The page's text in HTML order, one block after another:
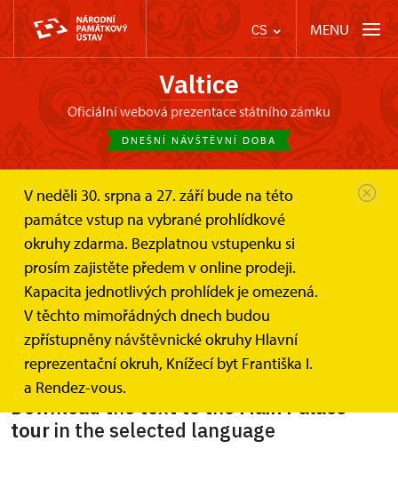
CS MENU
Valtice
oficiální webová prezentace státního zámku
DNEŠNÍ NÁVŠTĚVNÍ DOBA
V neděli 30. srpna a 27. září bude na této
památce vstup na vybrané prohlídkové
okruhy zdarma. Bezplatnou vstupenku si
prosím zajistěte předem v online prodeji.
Kapacita jednotlivých prohlídek je omezená.
V těchto mimořádných dnech budou
zpřístupněny návštěvnické okruhy Hlavní
reprezentační okruh, Knížecí byt Františka I.
a Rendez-vous.
Zámek Valtice
Informace pro návštěvníky
Text k základnímu okruhu
Text k základnímu prohlídkovému
okruhu
Stáhněte si text k Hlavnímu prohlídkovému okruhu ve
zvoleném jazyce
Download the text to theMain Palace
tour in the selected language